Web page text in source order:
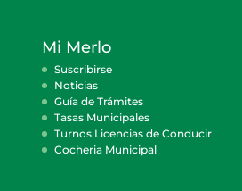
Mi Merlo
Suscribirse
Noticias
Guía de Trámites
Tasas Municipales
Turnos Licencias de Conducir
Cocheria Municipal